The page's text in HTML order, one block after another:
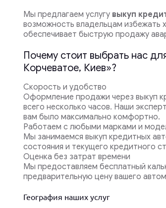
Мы предлагаем услугу выкуп
возможность владельцам избежать
обеспечивает быструю продажу
Почему стоит выбрать нас
Корчеватое, Киев»?
Скорость и удобство
Оформление продажи через выкуп
всего несколько часов. Наши
вам было максимально комфортно.
Работаем с любыми марками и
Мы занимаемся выкуп кредитных
состояния и текущего кредитного
Оценка без затрат времени
Мы предоставляем бесплатный
предварительную цену вашего
География наших услуг